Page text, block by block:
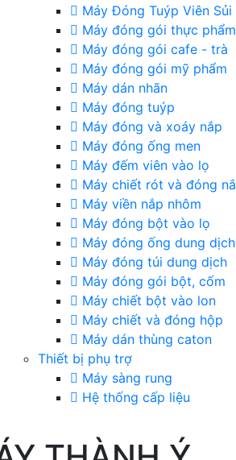
Máy Đóng Tuýp Viên Sủi
Máy đóng gói thực phẩm
Máy đóng gói cafe - trà
Máy đóng gói mỹ phẩm
Máy dán nhãn
Máy đóng tuýp
Máy đóng và xoáy nắp
Máy đóng ống men
Máy đếm viên vào lọ
Máy chiết rót và đóng
Máy viền nắp nhôm
Máy đóng bột vào lọ
Máy đóng ống dung dịch
Máy đóng túi dung dịch
Máy đóng gói bột, cốm
Máy chiết bột vào lon
Máy chiết và đóng hộp
Máy dán thùng caton
Thiết bị phụ trợ
Máy sàng rung
Hệ thống cấp liệu